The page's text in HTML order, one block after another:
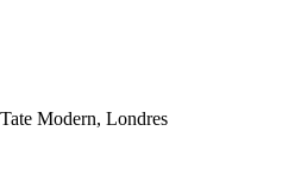
Modern, Londres